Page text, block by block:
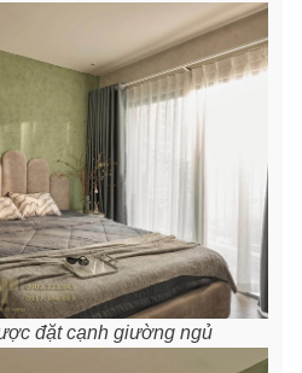
đặt cạnh giường ngủ